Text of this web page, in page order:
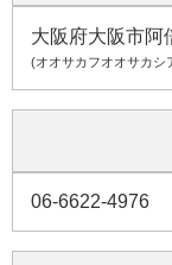
大阪府大阪市阿
(オオサカフオオサカシ
06-6622-4976